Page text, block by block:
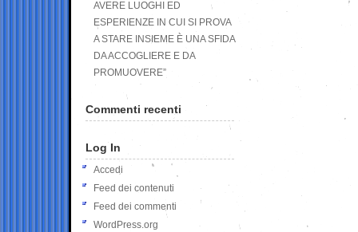
AVERE LUOGHI ED
ESPERIENZE IN CUI SI PROVA
A STARE INSIEME È UNA SFIDA
DA ACCOGLIERE E DA
PROMUOVERE”
Commenti recenti
Log In
Accedi
Feed dei contenuti
Feed dei commenti
WordPress.org